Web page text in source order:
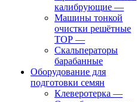
калибрующие —
Машины тонкой
очистки решётные
ТОР —
Скальператоры
барабанные
Оборудование для
подготовки семян
Клеверотерка —